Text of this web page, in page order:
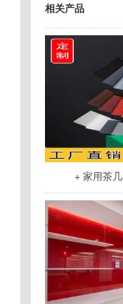
相关产品
+ 家用茶